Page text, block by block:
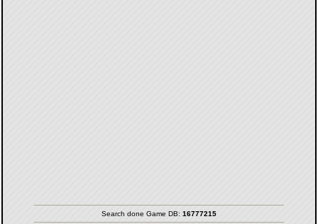
Search done Game DB: 16777215